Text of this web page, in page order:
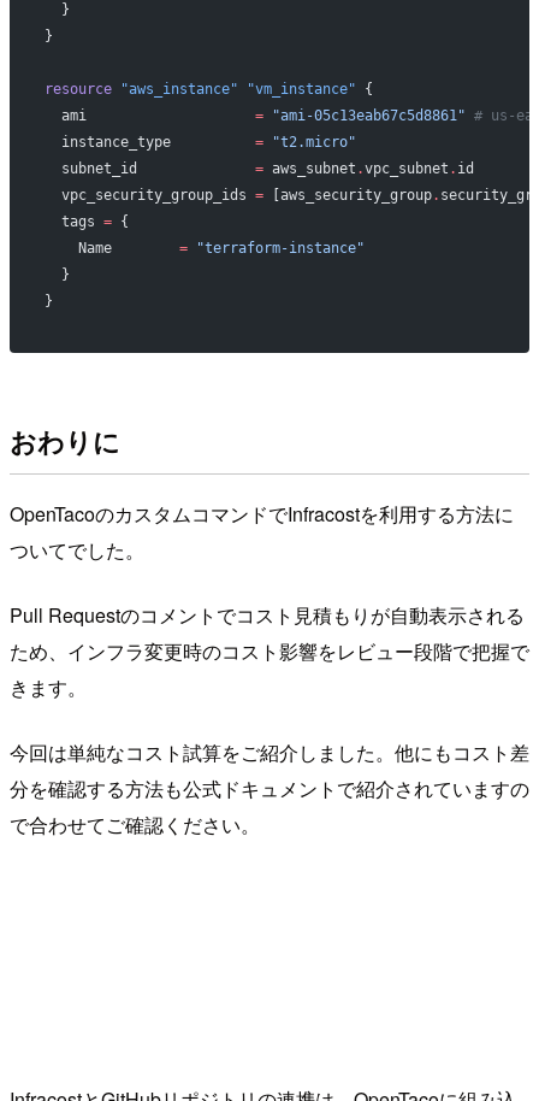
  }
}
resource "aws_instance" "vm_instance" {
  ami
                    =
"ami-05c13eab67c5d8861" # us-
  instance_type
          =
"t2.micro"
  subnet_id
              =
aws_subnet .vpc_subnet . id
  vpc_security_group_ids
= [aws_security_group.
  tags
= {
    Name
= "terraform-instance"
  }
}
おわりに
OpenTacoのカスタムコマンドでInfracostを利用する方法に
ついてでした。
Pull Requestのコメントでコスト見積もりが自動表示される
ため、インフラ変更時のコスト影響をレビュー段階で把握で
きます。
今回は単純なコスト試算をご紹介しました。他にもコスト差
分を確認する方法も公式ドキュメントで紹介されていますの
で合わせてご確認ください。